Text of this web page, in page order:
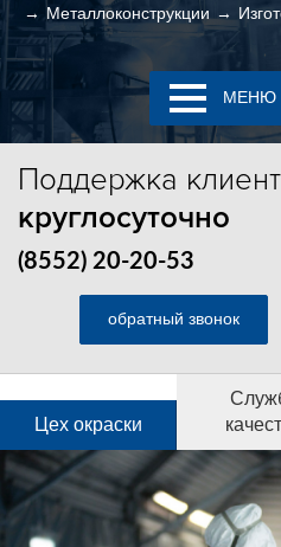
Металлоконструкции
МЕНЮ
Поддержка
круглосуточно
(8552) 20-20-53
обратный звонок
Цех окраски